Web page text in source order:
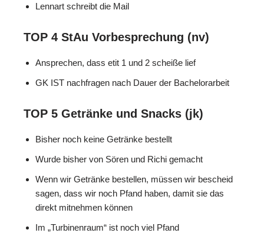
Lennart schreibt die Mail
TOP 4 StAu Vorbesprechung (nv)
Ansprechen, dass etit 1 und 2 scheiße lief
GK IST nachfragen nach Dauer der Bachelorarbeit
TOP 5 Getränke und Snacks (jk)
Bisher noch keine Getränke bestellt
Wurde bisher von Sören und Richi gemacht
Wenn wir Getränke bestellen, müssen wir bescheid
sagen, dass wir noch Pfand haben, damit sie das
direkt mitnehmen können
Im „Turbinenraum“ ist noch viel Pfand